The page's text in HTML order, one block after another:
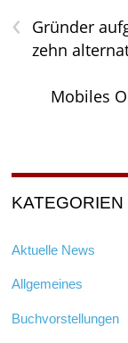
‹
Gründer
zehn
Mobiles
KATEGORIEN
Aktuelle News
Allgemeines
Buchvorstellungen